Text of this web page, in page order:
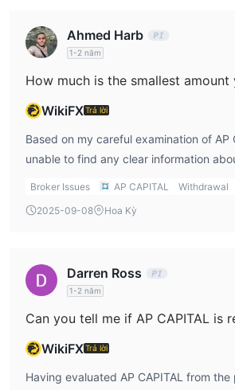
Ahmed Harb
1-2 năm
WikiFXTrả lời
Based on my careful examination of AP
unable to find any clear information
protection when selecting brokers, this
typically provide up-front details on
requirements, which are essential for
management and planning. Although AP CAPITAL is
regulated by the Securities and Futures
of Hong Kong and has operated for
elements such as minimum deposit,
Broker Issues AP CAPITAL Withdrawal
2025-09-08
Hoa Kỳ
Darren Ross
1-2 năm
WikiFXTrả lời
Having evaluated AP CAPITAL from